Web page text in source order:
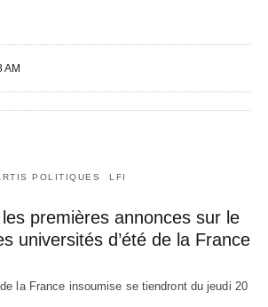
AM
POLITIQUES LFI
premières annonces sur le
universités d’été de la France
de la France insoumise se tiendront du jeudi 20